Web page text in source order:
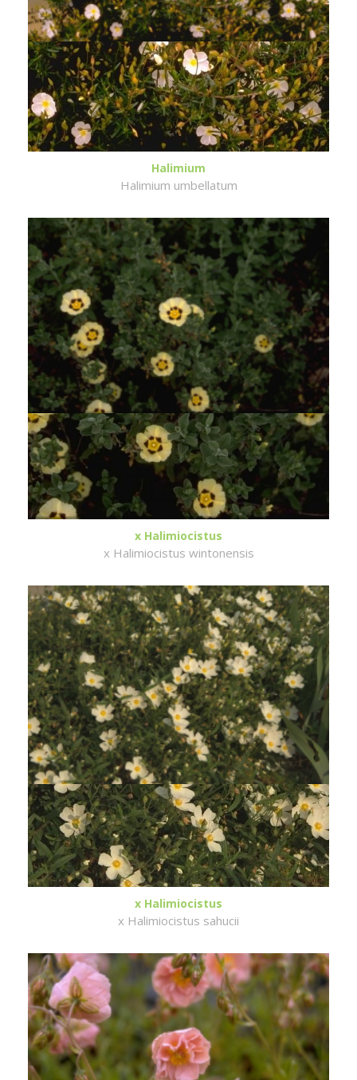
Halimium
Halimium umbellatum
x Halimiocistus
x Halimiocistus wintonensis
x Halimiocistus
x Halimiocistus sahucii